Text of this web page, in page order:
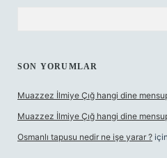
SON YORUMLAR
Muazzez İlmiye Çığ hangi dine
Muazzez İlmiye Çığ hangi dine
Osmanlı tapusu nedir ne işe yarar ? için